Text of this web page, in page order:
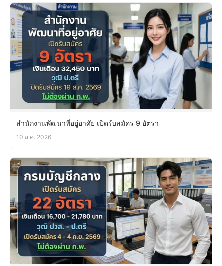
สำนักงานพัฒนาที่อยู่อาศัย เปิดรับสมัคร 9 อัตรา
10 ส.ค. 2026